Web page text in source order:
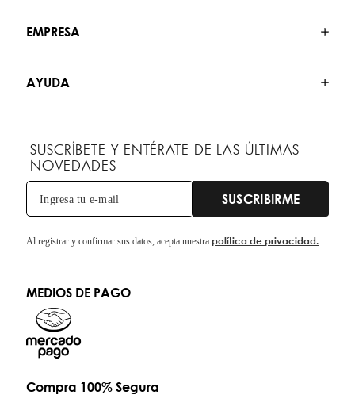
EMPRESA
AYUDA
SUSCRÍBETE Y ENTÉRATE DE LAS ÚLTIMAS
NOVEDADES
SUSCRIBIRME
Al registrar y confirmar sus datos, acepta nuestra política de privacidad.
MEDIOS DE PAGO
Compra 100% Segura